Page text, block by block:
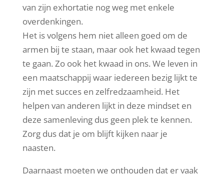
van zijn exhortatie nog weg met enkele
overdenkingen.
Het is volgens hem niet alleen goed om de
armen bij te staan, maar ook het kwaad tegen
te gaan. Zo ook het kwaad in ons. We leven in
een maatschappij waar iedereen bezig lijkt te
zijn met succes en zelfredzaamheid. Het
helpen van anderen lijkt in deze mindset en
deze samenleving dus geen plek te kennen.
Zorg dus dat je om blijft kijken naar je
naasten.
Daarnaast moeten we onthouden dat er vaak